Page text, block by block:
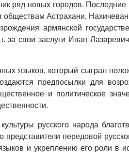
ряд новых городов.
Астрахани,
армянской
свои заслуги Иван
языков, который сыграл
предпосылки для
и политическое
русского народа
передовой
и укреплению его роли в